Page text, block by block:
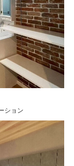
ション